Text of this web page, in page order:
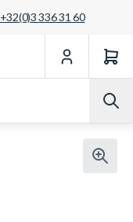
+32(0)3 336 31 60